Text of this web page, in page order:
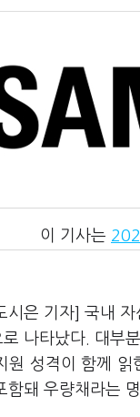
이 기사는
시은 기자] 국내
나타났다. 대부
원 성격이 함께 읽
함돼 우량채라는